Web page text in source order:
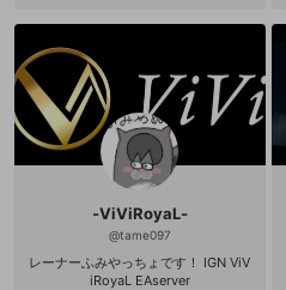
でくれる人と絡みたいです。 ヘッダ
ーイラスト ‪@ritika_02 ‬さん
‐ViViRoyaL‐
@tame097
レーナーふみやっちょです！ IGN ViV
iRoyaL EAserver